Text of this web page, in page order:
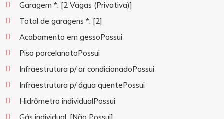
Garagem *: [2 Vagas (Privativa)]
Total de garagens *: [2]
Acabamento em gessoPossui
Piso porcelanatoPossui
Infraestrutura p/ ar condicionadoPossui
Infraestrutura p/ água quentePossui
Hidrômetro individualPossui